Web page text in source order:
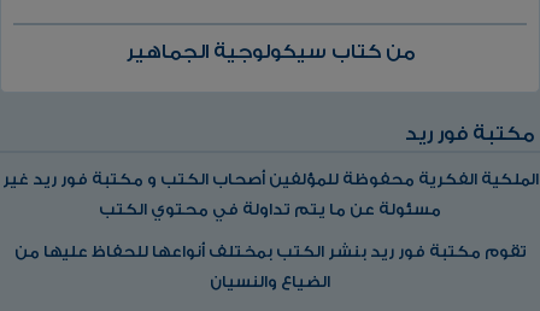
من كتاب سيكولوجية الجماهير
مكتبة فور ريد
الملكية الفكرية محفوظة للمؤلفين أصحاب الكتب و مكتبة فور ريد غير
مسئولة عن ما يتم تداولة في محتوي الكتب
تقوم مكتبة فور ريد بنشر الكتب بمختلف أنواعها للحفاظ عليها من
الضياع والنسيان